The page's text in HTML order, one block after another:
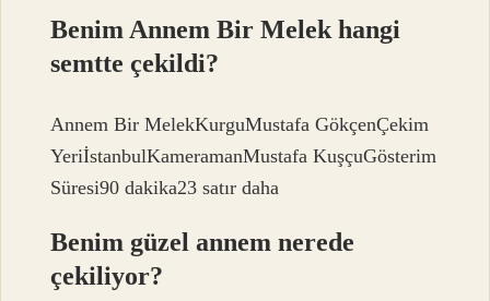
Benim Annem Bir Melek hangi
semtte çekildi?
Annem Bir MelekKurguMustafa GökçenÇekim
YeriİstanbulKameramanMustafa KuşçuGösterim
Süresi90 dakika23 satır daha
Benim güzel annem nerede
çekiliyor?